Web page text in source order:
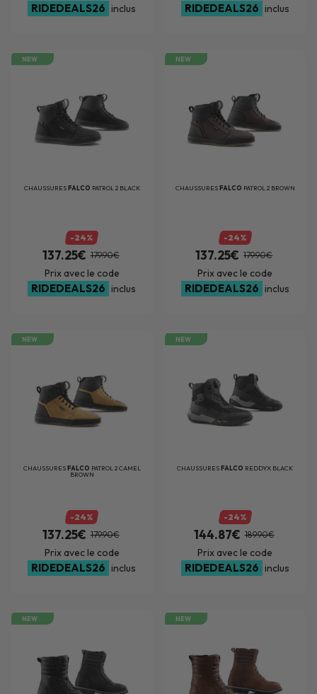
RIDEDEALS26 inclus RIDEDEALS26 inclus
NEW
CHAUSSURES FALCO PATROL 2 BLACK
-24%
137.25€ 179.90€
Prix avec le code
RIDEDEALS26 inclus
NEW
CHAUSSURES FALCO PATROL 2 BROWN
-24%
137.25€ 179.90€
Prix avec le code
RIDEDEALS26 inclus
NEW
CHAUSSURESFALCO PATROL 2 CAMEL
BROWN
-24%
137.25€ 179.90€
Prix avec le code
RIDEDEALS26 inclus
NEW
CHAUSSURESFALCO REDDYX BLACK
-24%
144.87€ 189.90€
Prix avec le code
RIDEDEALS26 inclus
NEW NEW